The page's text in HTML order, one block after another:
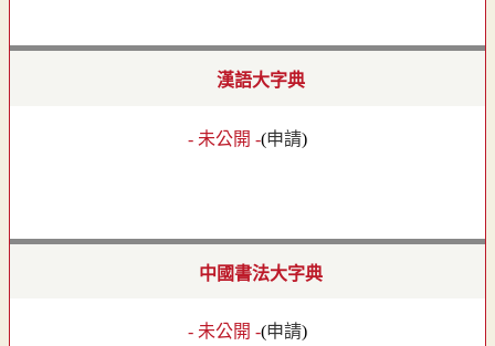
漢語大字典
- 未公開 -(申請)
中國書法大字典
- 未公開 -(申請)